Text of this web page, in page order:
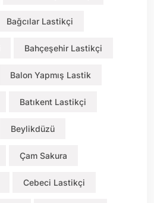
Bağcılar Lastikçi
Bahçeşehir Lastikçi
Balon Yapmış Lastik
Batıkent Lastikçi
Beylikdüzü
Çam Sakura
Cebeci Lastikçi